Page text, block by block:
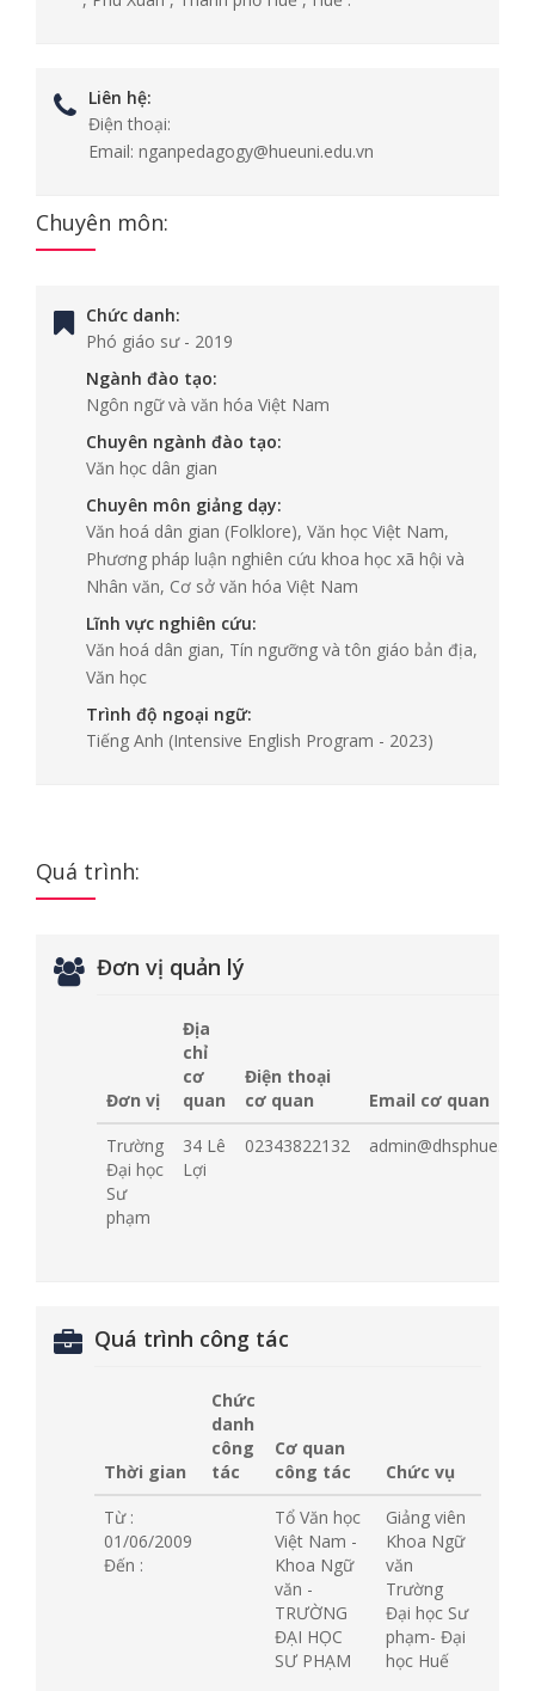
Liên hệ:
Điện thoại:
Email: nganpedagogy@hueuni.edu.vn
Chuyên môn:
Chức danh:
Phó giáo sư- 2019
Ngành đào tạo:
Ngôn ngữ và văn hóa Việt Nam
Chuyên ngành đào tạo:
Văn học dân gian
Chuyên môn giảng dạy:
Văn hoá dân gian (Folklore), Văn học Việt Nam,
Phương pháp luận nghiên cứu khoa học xã hội và
Nhân văn, Cơ sở văn hóa Việt Nam
Lĩnh vực nghiên cứu:
Văn hoá dân gian, Tín ngưỡng và tôn giáo bản địa,
Văn học
Trình độ ngoại ngữ:
Tiếng Anh (Intensive English Program - 2023)
Quá trình:
Đơn vị quản lý
Đơn vị
Địa
chỉ
cơ
quan
Điện thoại
cơ quan
Email cơ quan
Trường
Đại học
Sư
phạm
34 Lê
Lợi
02343822132
Quá trình công tác
Thời gian
Chức
danh
công
tác
Cơ quan
công tác
Chức vụ
Từ :
01/06/2009
Đến :
Tổ Văn học
Việt Nam -
Khoa Ngữ
văn -
TRƯỜNG
ĐẠI HỌC
SƯ PHẠM
Giảng viên
Khoa Ngữ
văn
Trường
Đại học Sư
phạm- Đại
học Huế